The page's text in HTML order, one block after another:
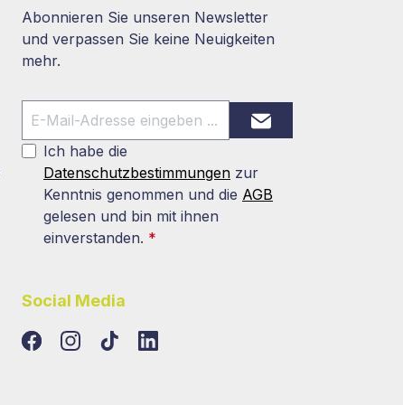
Abonnieren Sie unseren Newsletter
und verpassen Sie keine Neuigkeiten
mehr.
Ich habe die
Datenschutzbestimmungen zur
Kenntnis genommen und die AGB
gelesen und bin mit ihnen
einverstanden. *
Social Media
TikTokLinkedIn